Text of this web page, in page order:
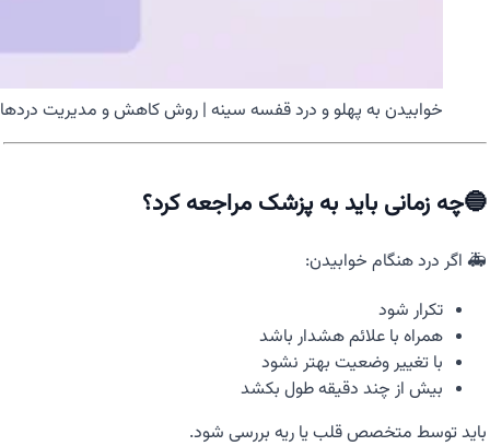
خوابیدن به پهلو و درد قفسه سینه | روش کاهش و مدیریت
🔵چه زمانی باید به پزشک مراجعه کرد؟
🚑 اگر درد هنگام خوابیدن:
تکرار شود
همراه با علائم هشدار باشد
با تغییر وضعیت بهتر نشود
بیش از چند دقیقه طول بکشد
باید توسط متخصص قلب یا ریه بررسی شود.